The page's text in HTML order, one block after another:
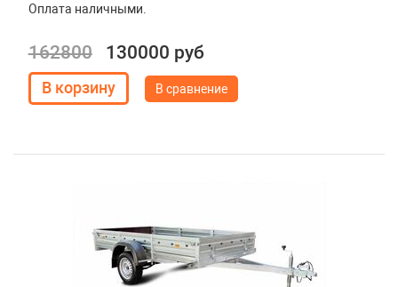
Оплата наличными.
162800 130000 руб
В сравнение